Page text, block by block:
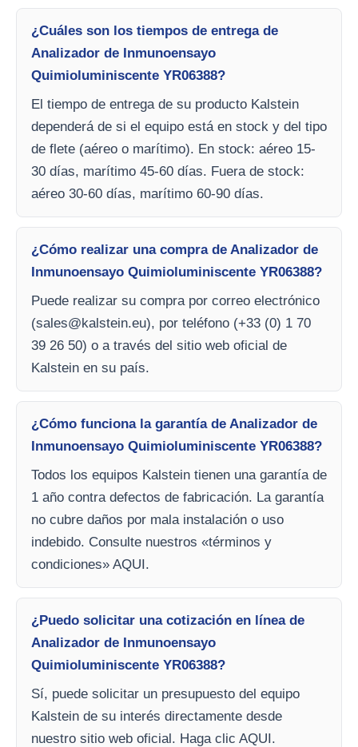
¿Cuáles son los tiempos de entrega de
Analizador de Inmunoensayo
Quimioluminiscente YR06388?
El tiempo de entrega de su producto Kalstein
dependerá de si el equipo está en stock y del tipo
de flete (aéreo o marítimo). En stock: aéreo 15-
30 días, marítimo 45-60 días. Fuera de stock:
aéreo 30-60 días, marítimo 60-90 días.
¿Cómo realizar una compra de Analizador de
Inmunoensayo Quimioluminiscente YR06388?
Puede realizar su compra por correo electrónico
(sales@kalstein.eu), por teléfono (+33 (0) 1 70
39 26 50) o a través del sitio web oficial de
Kalstein en su país.
¿Cómo funciona la garantía de Analizador de
Inmunoensayo Quimioluminiscente YR06388?
Todos los equipos Kalstein tienen una garantía de
1 año contra defectos de fabricación. La garantía
no cubre daños por mala instalación o uso
indebido. Consulte nuestros «términos y
condiciones» AQUI.
¿Puedo solicitar una cotización en línea de
Analizador de Inmunoensayo
Quimioluminiscente YR06388?
Sí, puede solicitar un presupuesto del equipo
Kalstein de su interés directamente desde
nuestro sitio web oficial. Haga clic AQUI.